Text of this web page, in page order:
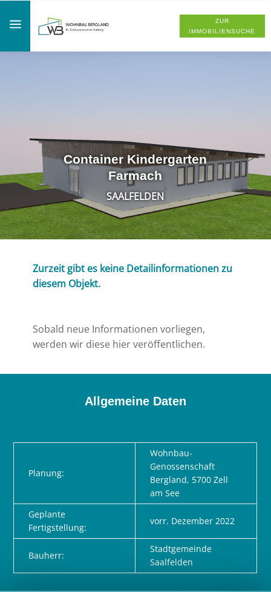
a
ZUR
IMMOBILIENSUCHE
Container Kindergarten
Farmach
SAALFELDEN
Zurzeit gibt es keine Detailinformationen zu
diesem Objekt.
Sobald neue Informationen vorliegen,
werden wir diese hier veröffentlichen.
Allgemeine Daten
Planung:
Wohnbau-
Genossenschaft
Bergland, 5700 Zell
am See
Geplante
Fertigstellung:
vorr. Dezember 2022
Bauherr:
Stadtgemeinde
Saalfelden